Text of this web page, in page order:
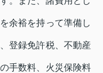
余裕を持って準備し
登録免許税、不動産
手数料、火災保険料